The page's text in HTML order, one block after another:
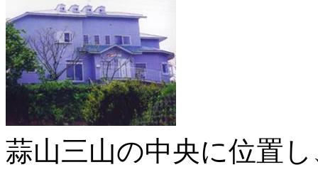
蒜山三山の中央に位置